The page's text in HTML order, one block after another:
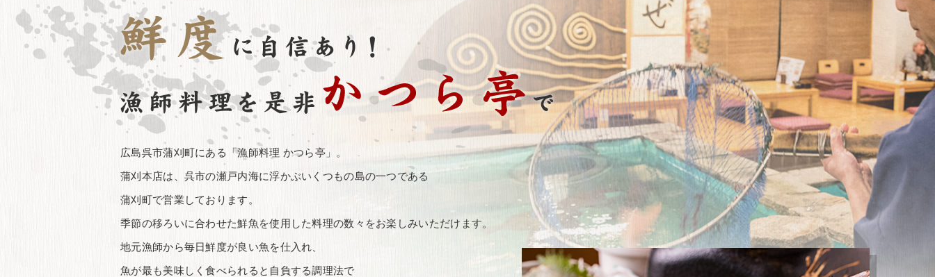
広島呉市蒲刈町にある「漁師料理 かつら亭」。
蒲刈本店は、呉市の瀬戸内海に浮かぶいくつもの島の一つである
蒲刈町で営業しております。
季節の移ろいに合わせた鮮魚を使用した料理の数々をお楽しみいただけます。
地元漁師から毎日鮮度が良い魚を仕入れ、
魚が最も美味しく食べられると自負する調理法で